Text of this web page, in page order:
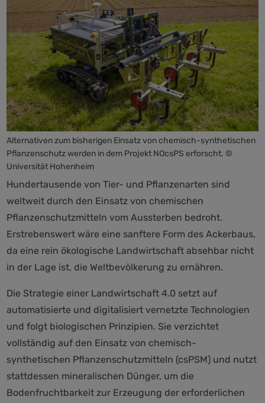
Alternativen zum bisherigen Einsatz von chemisch-synthetischen
Pflanzenschutz werden in dem Projekt NOcsPS erforscht. ©
Universität Hohenheim
Hundertausende von Tier- und Pflanzenarten sind
weltweit durch den Einsatz von chemischen
Pflanzenschutzmitteln vom Aussterben bedroht.
Erstrebenswert wäre eine sanftere Form des Ackerbaus,
da eine rein ökologische Landwirtschaft absehbar nicht
in der Lage ist, die Weltbevölkerung zu ernähren.
Die Strategie einer Landwirtschaft 4.0 setzt auf
automatisierte und digitalisiert vernetzte Technologien
und folgt biologischen Prinzipien. Sie verzichtet
vollständig auf den Einsatz von chemisch-
synthetischen Pflanzenschutzmitteln (csPSM) und nutzt
stattdessen mineralischen Dünger, um die
Bodenfruchtbarkeit zur Erzeugung der erforderlichen